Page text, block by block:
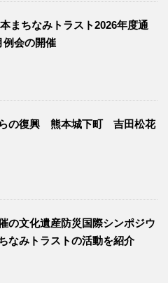
まちなみトラスト2026年度通
例会の開催
の復興 熊本城下町 吉田松花
の文化遺産防災国際シンポジウ
なみトラストの活動を紹介